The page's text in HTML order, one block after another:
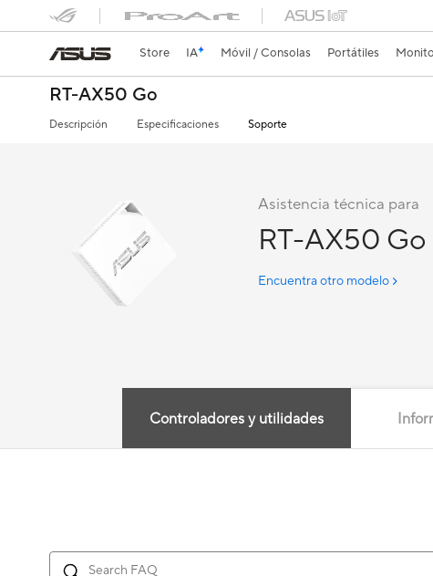
Store IA Móvil / Consolas Portátiles
RT-AX50 Go
Descripción Especificaciones Soporte
Asistencia técnica para
RT-AX50 Go
Encuentra otro modelo
Controladores y utilidades